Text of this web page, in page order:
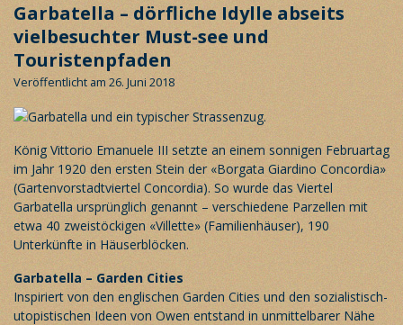
Garbatella – dörfliche Idylle abseits
vielbesuchter Must-see und
Touristenpfaden
Veröffentlicht am 26. Juni 2018
König Vittorio Emanuele III setzte an einem sonnigen Februartag
im Jahr 1920 den ersten Stein der «Borgata Giardino Concordia»
(Gartenvorstadtviertel Concordia). So wurde das Viertel
Garbatella ursprünglich genannt – verschiedene Parzellen mit
etwa 40 zweistöckigen «Villette» (Familienhäuser), 190
Unterkünfte in Häuserblöcken.
Garbatella – Garden Cities
Inspiriert von den englischen Garden Cities und den sozialistisch-
utopistischen Ideen von Owen entstand in unmittelbarer Nähe